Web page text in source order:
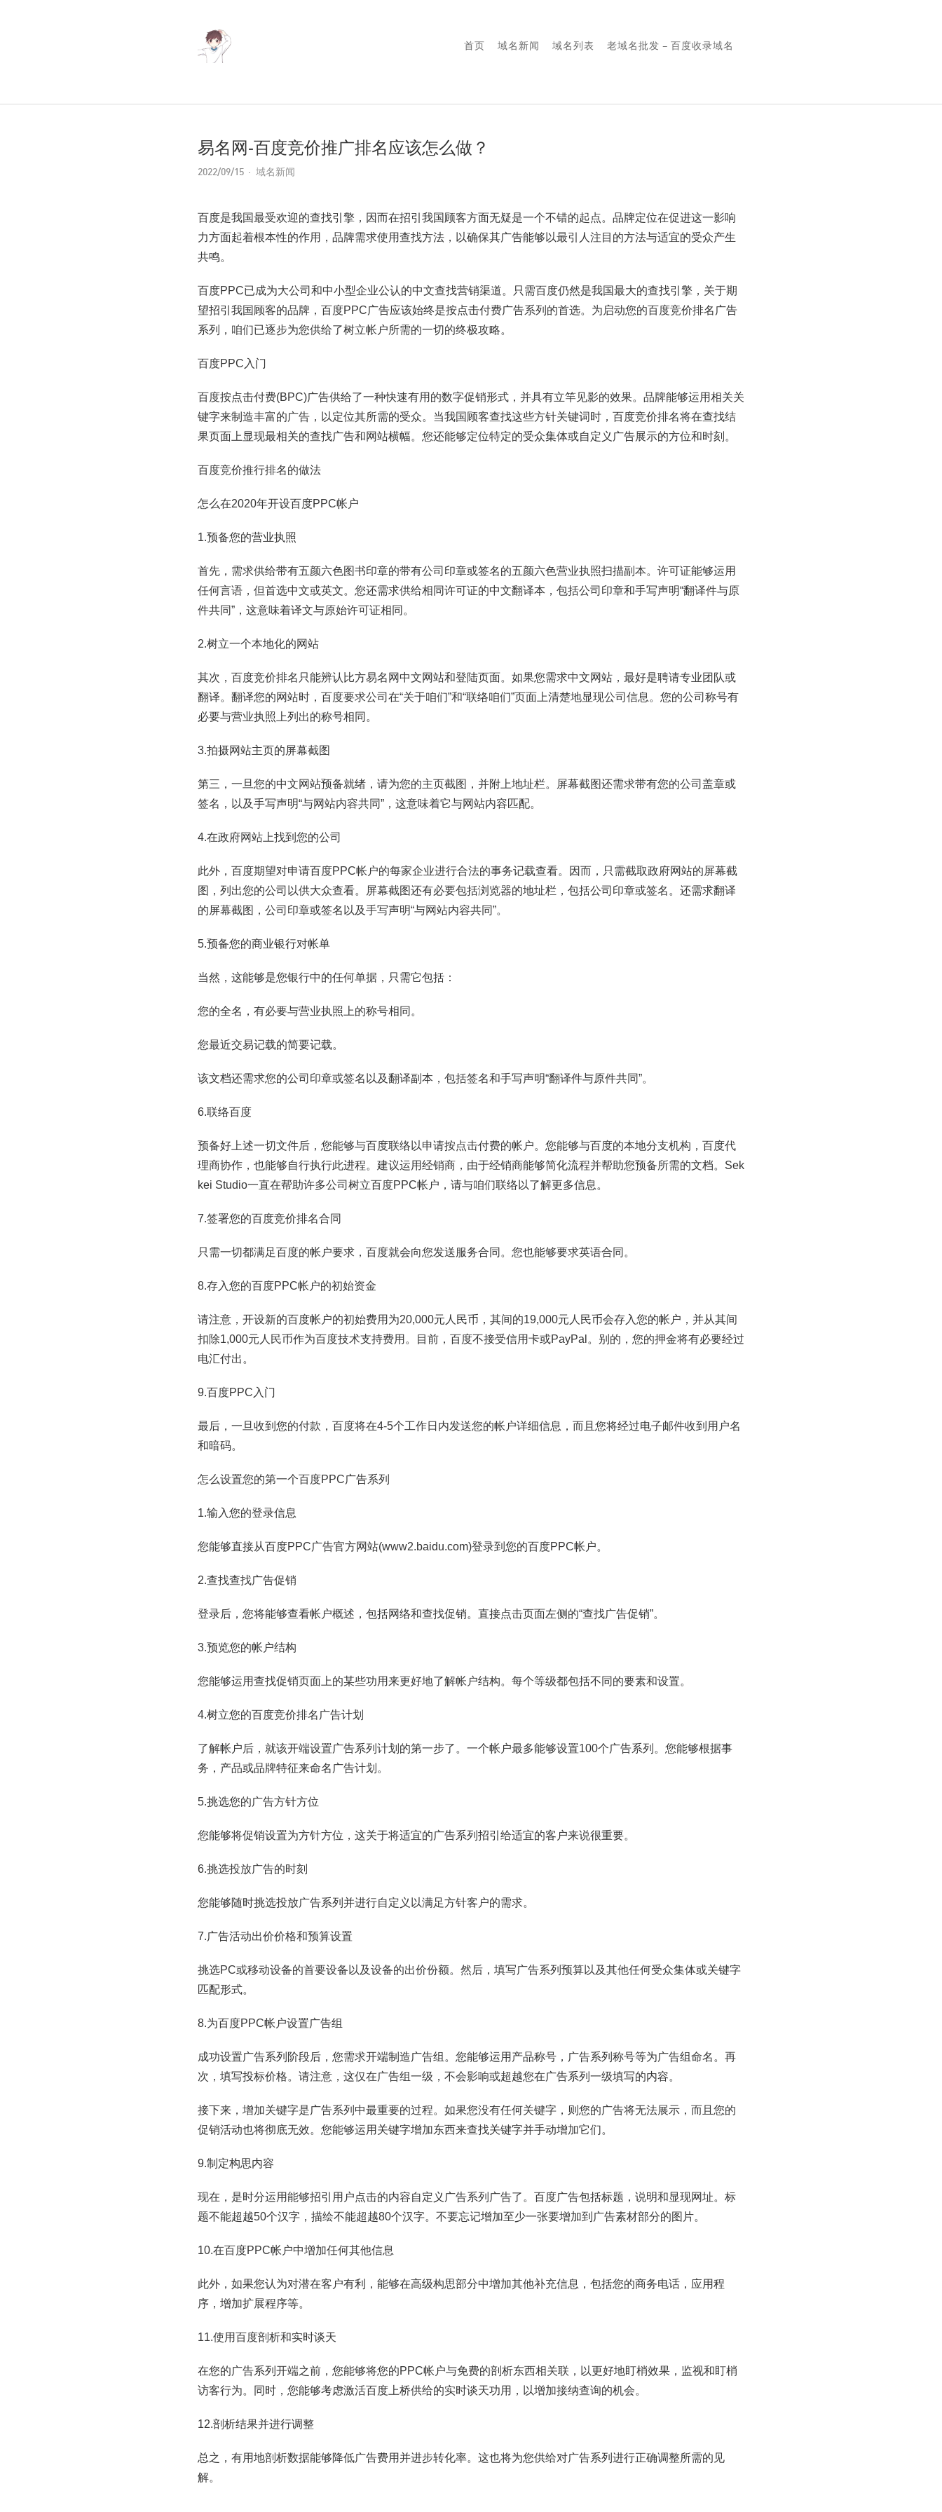
首页 域名新闻 域名列表 老域名批发 – 百度收录域名
易名网-百度竞价推广排名应该怎么做？
2022/09/15 域名新闻
百度是我国最受欢迎的查找引擎，因而在招引我国顾客方面无疑是一个不错的起点。品牌定位在促进这一影响
力方面起着根本性的作用，品牌需求使用查找方法，以确保其广告能够以最引人注目的方法与适宜的受众产生
共鸣。
百度PPC已成为大公司和中小型企业公认的中文查找营销渠道。只需百度仍然是我国最大的查找引擎，关于期
望招引我国顾客的品牌，百度PPC广告应该始终是按点击付费广告系列的首选。为启动您的百度竞价排名广告
系列，咱们已逐步为您供给了树立帐户所需的一切的终极攻略。
百度PPC入门
百度按点击付费(BPC)广告供给了一种快速有用的数字促销形式，并具有立竿见影的效果。品牌能够运用相关关
键字来制造丰富的广告，以定位其所需的受众。当我国顾客查找这些方针关键词时，百度竞价排名将在查找结
果页面上显现最相关的查找广告和网站横幅。您还能够定位特定的受众集体或自定义广告展示的方位和时刻。
百度竞价推行排名的做法
怎么在2020年开设百度PPC帐户
1.预备您的营业执照
首先，需求供给带有五颜六色图书印章的带有公司印章或签名的五颜六色营业执照扫描副本。许可证能够运用
任何言语，但首选中文或英文。您还需求供给相同许可证的中文翻译本，包括公司印章和手写声明“翻译件与原
件共同”，这意味着译文与原始许可证相同。
2.树立一个本地化的网站
其次，百度竞价排名只能辨认比方易名网中文网站和登陆页面。如果您需求中文网站，最好是聘请专业团队或
翻译。翻译您的网站时，百度要求公司在“关于咱们”和“联络咱们”页面上清楚地显现公司信息。您的公司称号有
必要与营业执照上列出的称号相同。
3.拍摄网站主页的屏幕截图
第三，一旦您的中文网站预备就绪，请为您的主页截图，并附上地址栏。屏幕截图还需求带有您的公司盖章或
签名，以及手写声明“与网站内容共同”，这意味着它与网站内容匹配。
4.在政府网站上找到您的公司
此外，百度期望对申请百度PPC帐户的每家企业进行合法的事务记载查看。因而，只需截取政府网站的屏幕截
图，列出您的公司以供大众查看。屏幕截图还有必要包括浏览器的地址栏，包括公司印章或签名。还需求翻译
的屏幕截图，公司印章或签名以及手写声明“与网站内容共同”。
5.预备您的商业银行对帐单
当然，这能够是您银行中的任何单据，只需它包括：
您的全名，有必要与营业执照上的称号相同。
您最近交易记载的简要记载。
该文档还需求您的公司印章或签名以及翻译副本，包括签名和手写声明“翻译件与原件共同”。
6.联络百度
预备好上述一切文件后，您能够与百度联络以申请按点击付费的帐户。您能够与百度的本地分支机构，百度代
理商协作，也能够自行执行此进程。建议运用经销商，由于经销商能够简化流程并帮助您预备所需的文档。Sek
kei Studio一直在帮助许多公司树立百度PPC帐户，请与咱们联络以了解更多信息。
7.签署您的百度竞价排名合同
只需一切都满足百度的帐户要求，百度就会向您发送服务合同。您也能够要求英语合同。
8.存入您的百度PPC帐户的初始资金
请注意，开设新的百度帐户的初始费用为20,000元人民币，其间的19,000元人民币会存入您的帐户，并从其间
扣除1,000元人民币作为百度技术支持费用。目前，百度不接受信用卡或PayPal。别的，您的押金将有必要经过
电汇付出。
9.百度PPC入门
最后，一旦收到您的付款，百度将在4-5个工作日内发送您的帐户详细信息，而且您将经过电子邮件收到用户名
和暗码。
怎么设置您的第一个百度PPC广告系列
1.输入您的登录信息
您能够直接从百度PPC广告官方网站(www2.baidu.com)登录到您的百度PPC帐户。
2.查找查找广告促销
登录后，您将能够查看帐户概述，包括网络和查找促销。直接点击页面左侧的“查找广告促销”。
3.预览您的帐户结构
您能够运用查找促销页面上的某些功用来更好地了解帐户结构。每个等级都包括不同的要素和设置。
4.树立您的百度竞价排名广告计划
了解帐户后，就该开端设置广告系列计划的第一步了。一个帐户最多能够设置100个广告系列。您能够根据事
务，产品或品牌特征来命名广告计划。
5.挑选您的广告方针方位
您能够将促销设置为方针方位，这关于将适宜的广告系列招引给适宜的客户来说很重要。
6.挑选投放广告的时刻
您能够随时挑选投放广告系列并进行自定义以满足方针客户的需求。
7.广告活动出价价格和预算设置
挑选PC或移动设备的首要设备以及设备的出价份额。然后，填写广告系列预算以及其他任何受众集体或关键字
匹配形式。
8.为百度PPC帐户设置广告组
成功设置广告系列阶段后，您需求开端制造广告组。您能够运用产品称号，广告系列称号等为广告组命名。再
次，填写投标价格。请注意，这仅在广告组一级，不会影响或超越您在广告系列一级填写的内容。
接下来，增加关键字是广告系列中最重要的过程。如果您没有任何关键字，则您的广告将无法展示，而且您的
促销活动也将彻底无效。您能够运用关键字增加东西来查找关键字并手动增加它们。
9.制定构思内容
现在，是时分运用能够招引用户点击的内容自定义广告系列广告了。百度广告包括标题，说明和显现网址。标
题不能超越50个汉字，描绘不能超越80个汉字。不要忘记增加至少一张要增加到广告素材部分的图片。
10.在百度PPC帐户中增加任何其他信息
此外，如果您认为对潜在客户有利，能够在高级构思部分中增加其他补充信息，包括您的商务电话，应用程
序，增加扩展程序等。
11.使用百度剖析和实时谈天
在您的广告系列开端之前，您能够将您的PPC帐户与免费的剖析东西相关联，以更好地盯梢效果，监视和盯梢
访客行为。同时，您能够考虑激活百度上桥供给的实时谈天功用，以增加接纳查询的机会。
12.剖析结果并进行调整
总之，有用地剖析数据能够降低广告费用并进步转化率。这也将为您供给对广告系列进行正确调整所需的见
解。